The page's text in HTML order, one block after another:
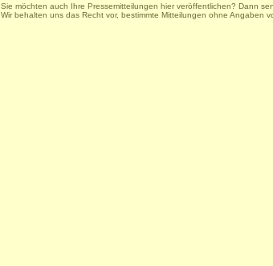
Sie möchten auch Ihre Pressemitteilungen hier veröffentlichen? Dann
Wir behalten uns das Recht vor, bestimmte Mitteilungen ohne Angaben